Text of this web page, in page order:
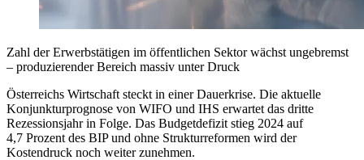
Zahl der Erwerbstätigen im öffentlichen Sektor wächst ungebremst
– produzierender Bereich massiv unter Druck
Österreichs Wirtschaft steckt in einer Dauerkrise. Die aktuelle
Konjunkturprognose von WIFO und IHS erwartet das dritte
Rezessionsjahr in Folge. Das Budgetdefizit stieg 2024 auf
4,7 Prozent des BIP und ohne Strukturreformen wird der
Kostendruck noch weiter zunehmen.